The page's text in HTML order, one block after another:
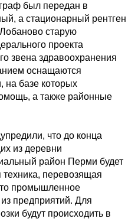
был передан в
а стационарный рентген
старую
проекта
звена здравоохранения
оснащаются
на базе которых
а также районные
что до конца
из деревни
район Перми будет
техника, перевозящая
промышленное
предприятий. Для
будут происходить в